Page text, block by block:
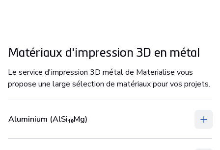
Matériaux d'impression 3D en métal
Le service d'impression 3D métal de Materialise vous
propose une large sélection de matériaux pour vos projets.
Aluminium (AlSi₁₀Mg)